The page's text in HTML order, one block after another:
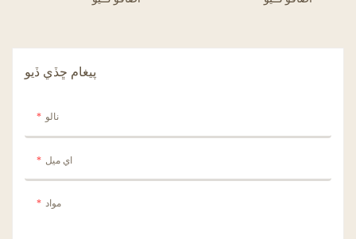
پيغام ڇڏي ڏيو
نالو
اي ميل
مواد